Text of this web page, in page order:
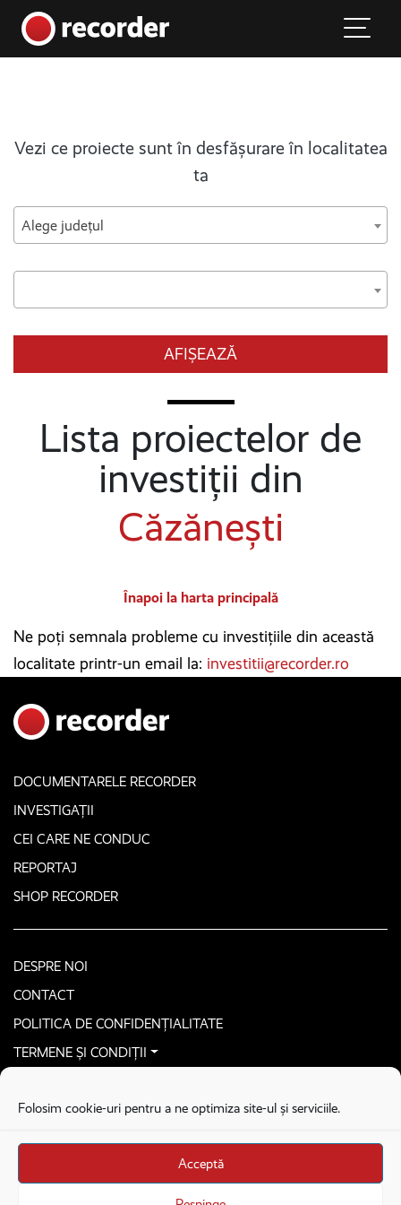
Folosim cookie-uri pentru a ne optimiza site-ul și serviciile.
Acceptă
Main Navigation
Vezi ce proiecte sunt în desfășurare în localitatea
ta
Alege județul
AFIȘEAZĂ
Lista proiectelor de
investiții din
Căzănești
Înapoi la harta principală
Ne poți semnala probleme cu investițiile din această
localitate printr-un email la: investitii@recorder.ro
DOCUMENTARELE RECORDER
INVESTIGAȚII
CEI CARE NE CONDUC
REPORTAJ
SHOP RECORDER
DESPRE NOI
CONTACT
POLITICA DE CONFIDENȚIALITATE
TERMENE ȘI CONDIȚII
Stega creative
Brandul Recorder e operat de Asociația Recorder Community, sub licența SC